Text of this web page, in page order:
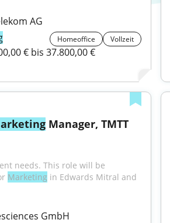
AG
Homeoffice Vollzeit
€ bis 37.800,00 €
Manager, TMTT
needs. This role will be
Marketing in Edwards Mitral and
GmbH